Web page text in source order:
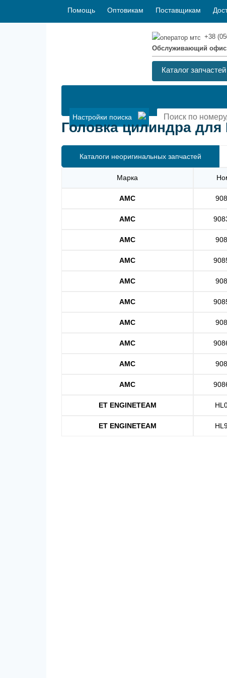
Помощь Оптовикам Поставщикам
+38
Обслуживающий
Каталог запчастей
Настройки поиска
Головка цилиндра для
Каталоги неоригинальных запчастей
Марка
AMC
AMC
AMC
AMC
AMC
AMC
AMC
AMC
AMC
AMC
ET ENGINETEAM
ET ENGINETEAM